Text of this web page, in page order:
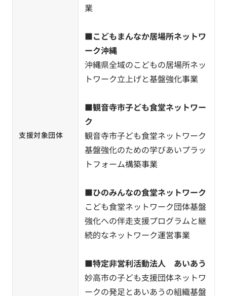
支援対象団体
業
■こどもまんなか居場所ネットワ
ーク沖縄
沖縄県全域のこどもの居場所ネッ
トワーク立上げと基盤強化事業
■観音寺市子ども食堂ネットワー
ク
観音寺市子ども食堂ネットワーク
基盤強化のための学びあいプラッ
トフォーム構築事業
■ひのみんなの食堂ネットワーク
こども食堂ネットワーク団体基盤
強化への伴走支援プログラムと継
続的なネットワーク運営事業
■特定非営利活動法人 あいあう
妙高市の子ども支援団体ネットワ
ークの発足とあいあうの組織基盤